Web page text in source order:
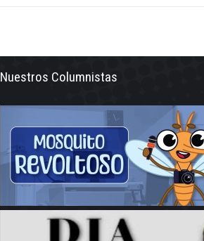
Nuestros Columnistas